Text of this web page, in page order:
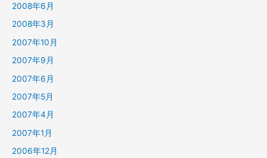
2008年6月
2008年3月
2007年10月
2007年9月
2007年6月
2007年5月
2007年4月
2007年1月
2006年12月